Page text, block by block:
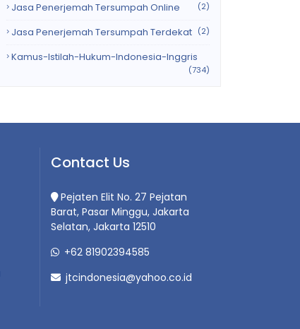
Jasa Penerjemah Tersumpah Online (2)
Jasa Penerjemah Tersumpah Terdekat (2)
Kamus-Istilah-Hukum-Indonesia-Inggris
(734)
Contact Us
Pejaten Elit No. 27 Pejatan
Barat, Pasar Minggu, Jakarta
Selatan, Jakarta 12510
+62 81902394585
jtcindonesia@yahoo.co.id